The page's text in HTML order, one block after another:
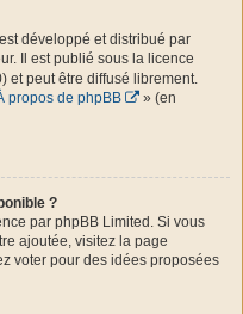
développé et distribué par
Il est publié sous la licence
et peut être diffusé librement.
propos de phpBB
» (en
?
par phpBB Limited. Si vous
ajoutée, visitez la page
voter pour des idées proposées